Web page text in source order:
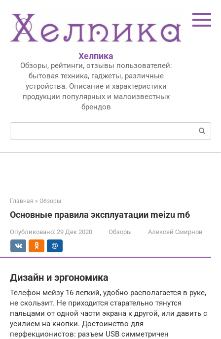
контенту
Хелпика
Обзоры, рейтинги, отзывы пользователей:
бытовая техника, гаджеты, различные
устройства. Описание и характеристики
продукции популярных и малоизвестных
брендов
Поиск:
Главная » Обзоры
Основные правила эксплуатации meizu m6
Опубликовано: 29 Дек 2020 Обзоры Алексей Смирнов
Дизайн и эргономика
Телефон мейзу 16 легкий, удобно располагается в руке,
не скользит. Не приходится старательно тянутся
пальцами от одной части экрана к другой, или давить с
усилием на кнопки. Достоинство для
перфекционистов: разъем USB симметричен